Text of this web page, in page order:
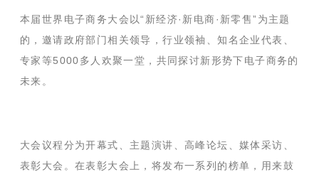
本届世界电子商务大会以“新经济·新电商·新零售”为主题
的，邀请政府部门相关领导，行业领袖、知名企业代表、
专家等5000多人欢聚一堂，共同探讨新形势下电子商务的
未来。
大会议程分为开幕式、主题演讲、高峰论坛、媒体采访、
表彰大会。在表彰大会上，将发布一系列的榜单，用来鼓